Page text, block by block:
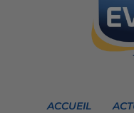
ACCUEIL